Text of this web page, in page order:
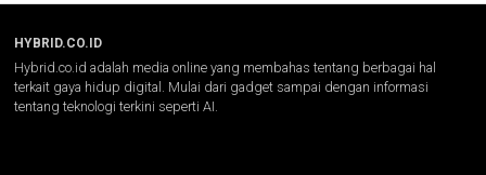
HYBRID.CO.ID
Hybrid.co.id adalah media online yang membahas tentang berbagai hal
terkait gaya hidup digital. Mulai dari gadget sampai dengan informasi
tentang teknologi terkini seperti AI.